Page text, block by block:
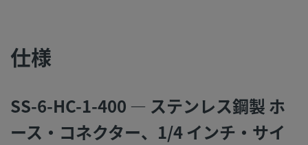
仕様
SS-6-HC-1-400 — ステンレス鋼製 ホ
ース・コネクター、1/4 インチ・サイ